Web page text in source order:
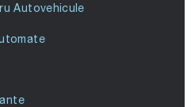
Autovehicule